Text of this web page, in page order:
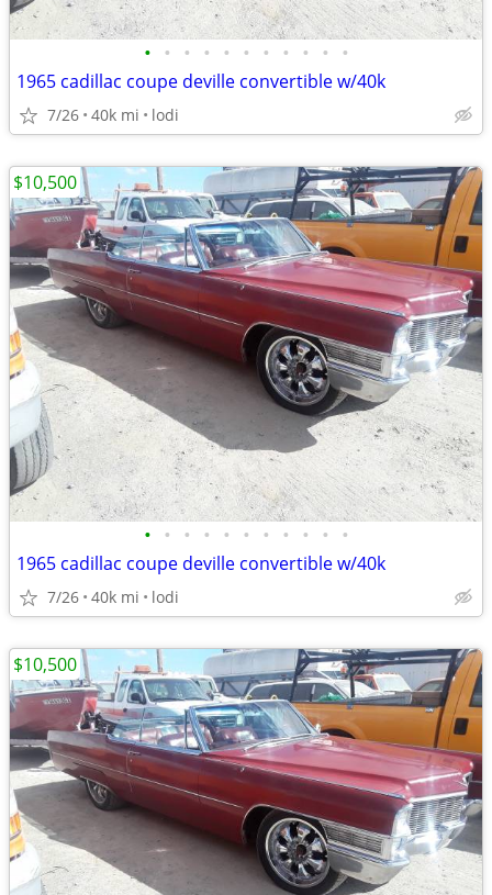
• • • • • • • • • • •
1965 cadillac coupe deville convertible w/40k
7/26 40k mi lodi
• • • • • • • • • • •
1965 cadillac coupe deville convertible w/40k
7/26 40k mi lodi
$10,500
$10,500